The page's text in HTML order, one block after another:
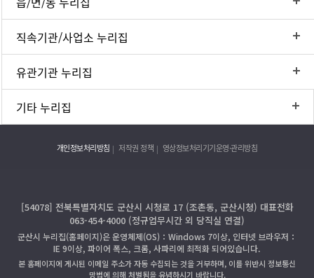
직속기관/사업소 누리집
유관기관 누리집
기타 누리집
개인정보처리방침 저작권 정책 영상정보처리기기운영·관리방침
[54078] 전북특별자치도 군산시 시청로 17 (조촌동, 군산시청) 대표전화
063-454-4000 (정규업무시간 외 당직실 연결)
군산시 누리집(홈페이지)은 운영체제(OS)：Windows 7이상, 인터넷 브라우저：
IE 9이상, 파이어 폭스, 크롬, 사파리에 최적화 되어있습니다.
본 홈페이지에 게시된 이메일 주소가 자동 수집되는 것을 거부하며, 이를 위반시 정보통신
망법에 의해 처벌됨을 유념하시기 바랍니다.